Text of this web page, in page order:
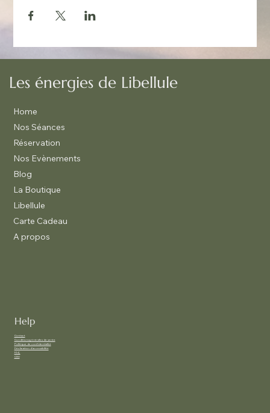
Les énergies de Libellule
Home
Nos Séances
Réservation
Nos Evènements
Blog
La Boutique
Libellule
Carte Cadeau
A propos
Help
Contact
Conditions générales de vente
Politique de confidentialité
Déclaration d'accessibilité
FAQ
CGV